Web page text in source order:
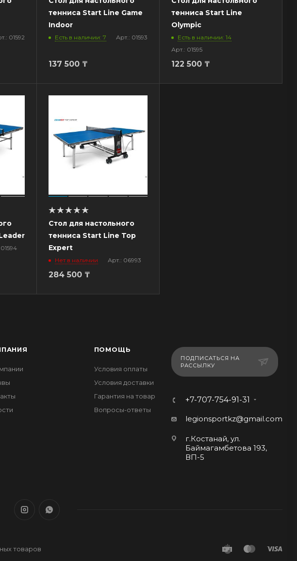
01592
тенниса Start Line Game
Indoor
Есть в наличии: 7 Арт.: 01593
137 500 ₸
тенниса Start Line
Olympic
Есть в наличии: 14
Арт.: 01595
122 500 ₸
Стол для настольного
тенниса Start Line Top
Expert
Нет в наличии Арт.: 06993
284 500 ₸
ПОМОЩЬ
Условия оплаты
Условия доставки
Гарантия на товар
Вопросы-ответы
ПОДПИСАТЬСЯ НА
РАССЫЛКУ
+7-707-754-91-31
legionsportkz@gmail.com
г.Костанай, ул.
Баймагамбетова 193,
ВП-5
товаров